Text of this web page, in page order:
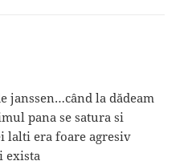
janssen…când la dădeam
pana se satura si
lalti era foare agresiv
exista